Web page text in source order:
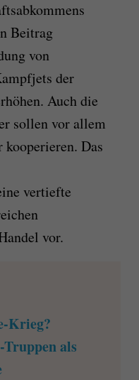
Beitrag
von
der
Auch die
sollen vor allem
Das
vertiefte
vor.
Krieg?
als